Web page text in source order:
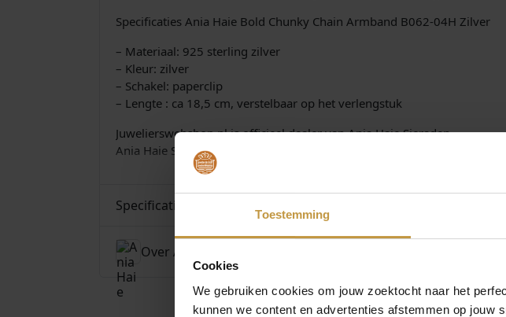
Toestemming
Cookies
We gebruiken cookies om jouw zoektocht naar het
kunnen we content en advertenties afstemmen op jouw
Specificaties Ania Haie Bold Chunky Chain Armband B062-04H Zilver
– Materiaal: 925 sterling zilver
– Kleur: zilver
– Schakel: paperclip
– Lengte : ca 18,5 cm, verstelbaar op het verlengstuk
Juwelierswebshop.nl is officieel dealer van Ania Haie Sieraden
Ania Haie Sieraden dames – GRATIS verzending in Nederland !
Specificaties
Over Ania Haie